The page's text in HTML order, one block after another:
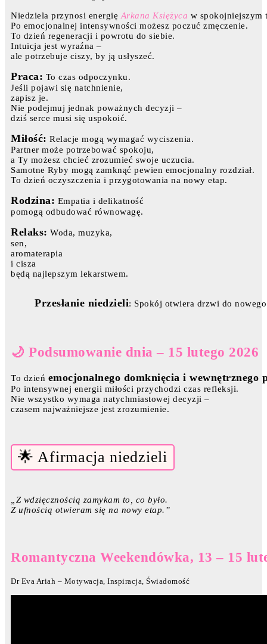
Niedziela przynosi energię Arkana Księżyca w spokojniejszym
Po emocjonalnej intensywności możesz poczuć zmęczenie.
To dzień regeneracji i powrotu do siebie.
Intuicja jest wyraźna –
ale potrzebuje ciszy, by ją usłyszeć.
Praca: To czas odpoczynku.
Jeśli pojawi się natchnienie,
zapisz je.
Nie podejmuj jednak poważnych decyzji –
dziś serce musi się uspokoić.
Miłość: Relacje mogą wymagać wyciszenia.
Partner może potrzebować spokoju,
a Ty możesz chcieć zrozumieć swoje uczucia.
Samotne Ryby mogą zamknąć pewien emocjonalny rozdział.
To dzień oczyszczenia i przygotowania na nowy etap.
Rodzina: Empatia i delikatność
pomogą odbudować równowagę.
Relaks: Woda, muzyka,
sen,
aromaterapia
i cisza
będą najlepszym lekarstwem.
Przesłanie niedzieli: Spokój otwiera drzwi do
🌙 Podsumowanie dnia – 15 lutego 2026
To dzień emocjonalnego domknięcia i wewnętrznego
Po intensywnej energii miłości przychodzi czas refleksji.
Nie wszystko wymaga natychmiastowej decyzji –
czasem najważniejsze jest zrozumienie.
🌟 Afirmacja niedzieli
„Z wdzięcznością zamykam to, co było.
Z ufnością otwieram się na nowy etap.”
Romantyczna Weekendówka, 13 – 15
Dr Eva Ariah – Motywacja, Inspiracja, Świadomość